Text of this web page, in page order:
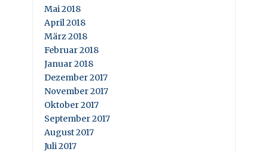
Mai 2018
April 2018
März 2018
Februar 2018
Januar 2018
Dezember 2017
November 2017
Oktober 2017
September 2017
August 2017
Juli 2017